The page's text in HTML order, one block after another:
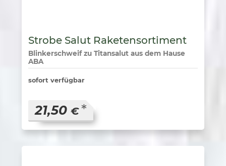
Strobe Salut Raketensortiment
Blinkerschweif zu Titansalut aus dem Hause
ABA
sofort verfügbar
21,50 € *